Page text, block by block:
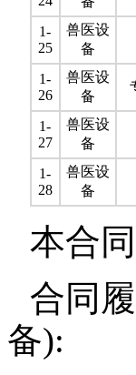
1-
25
兽医设
备
1-
26
兽医设
备
1-
27
兽医设
备
1-
28
兽医设
备
本合
合同
备):